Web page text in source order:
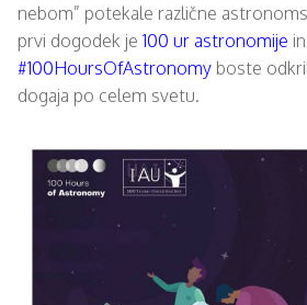
nebom” potekale različne
prvi dogodek je 100 ur astronomije
#100HoursOfAstronomy boste
dogaja po celem svetu.